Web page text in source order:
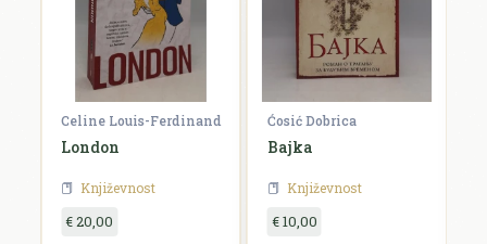
Celine Louis-Ferdinand
London
Književnost
€ 20,00
Ćosić Dobrica
Bajka
Književnost
€ 10,00